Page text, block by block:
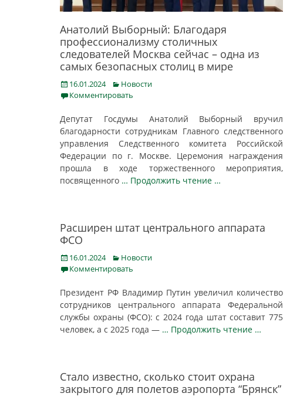
Анатолий Выборный: Благодаря
профессионализму столичных
следователей Москва сейчас – одна из
самых безопасных столиц в мире
Posted
on
16.01.2024 Categories
Новости
Комментировать
Депутат Госдумы Анатолий Выборный вручил
благодарности сотрудникам Главного следственного
управления Следственного комитета Российской
Федерации по г. Москве. Церемония награждения
прошла в ходе торжественного мероприятия,
посвященного … Продолжить чтение …
Расширен штат центрального аппарата
ФСО
Posted
on
16.01.2024 Categories
Новости
Комментировать
Президент РФ Владимир Путин увеличил количество
сотрудников центрального аппарата Федеральной
службы охраны (ФСО): с 2024 года штат составит 775
человек, а с 2025 года — … Продолжить чтение …
Стало известно, сколько стоит охрана
закрытого для полетов аэропорта “Брянск”